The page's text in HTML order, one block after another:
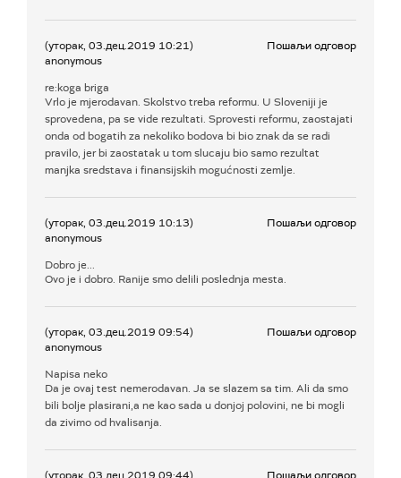
(уторак, 03.дец.2019 10:21)
anonymous
Пошаљи одговор
re:koga briga
Vrlo je mjerodavan. Skolstvo treba reformu. U Sloveniji je
sprovedena, pa se vide rezultati. Sprovesti reformu, zaostajati
onda od bogatih za nekoliko bodova bi bio znak da se radi
pravilo, jer bi zaostatak u tom slucaju bio samo rezultat
manjka sredstava i finansijskih mogućnosti zemlje.
(уторак, 03.дец.2019 10:13)
anonymous
Пошаљи одговор
Dobro je...
Ovo je i dobro. Ranije smo delili poslednja mesta.
(уторак, 03.дец.2019 09:54)
anonymous
Пошаљи одговор
Napisa neko
Da je ovaj test nemerodavan. Ja se slazem sa tim. Ali da smo
bili bolje plasirani,a ne kao sada u donjoj polovini, ne bi mogli
da zivimo od hvalisanja.